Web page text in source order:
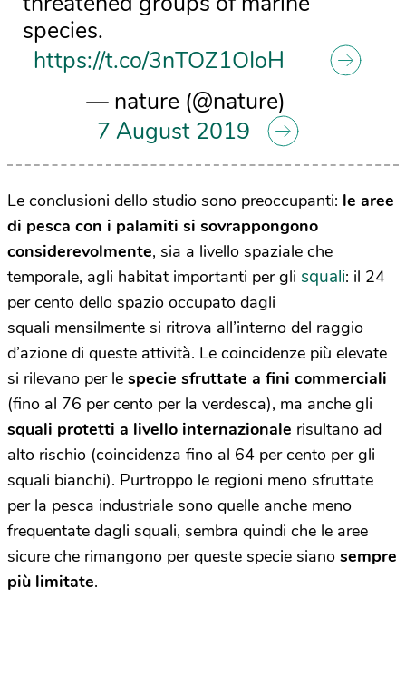
species.
https://t.co/3nTOZ1OIoH
— nature (@nature)
7 August 2019
Le conclusioni dello studio sono preoccupanti: le aree
di pesca con i palamiti si sovrappongono
considerevolmente, sia a livello spaziale che
temporale, agli habitat importanti per gli squali: il 24
per cento dello spazio occupato dagli
squali mensilmente si ritrova all’interno del raggio
d’azione di queste attività. Le coincidenze più elevate
si rilevano per le specie sfruttate a fini commerciali
(fino al 76 per cento per la verdesca), ma anche gli
squali protetti a livello internazionale risultano ad
alto rischio (coincidenza fino al 64 per cento per gli
squali bianchi). Purtroppo le regioni meno sfruttate
per la pesca industriale sono quelle anche meno
frequentate dagli squali, sembra quindi che le aree
sicure che rimangono per queste specie siano sempre
più limitate.